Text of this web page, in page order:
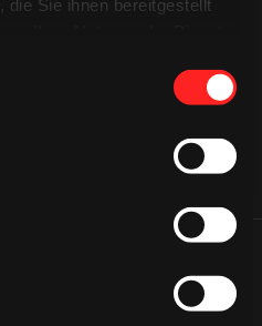
die Sie ihnen bereitgestellt
& CO